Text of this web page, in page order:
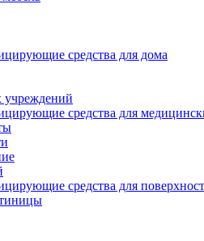
средства для дома
учреждений
средства для
средства для